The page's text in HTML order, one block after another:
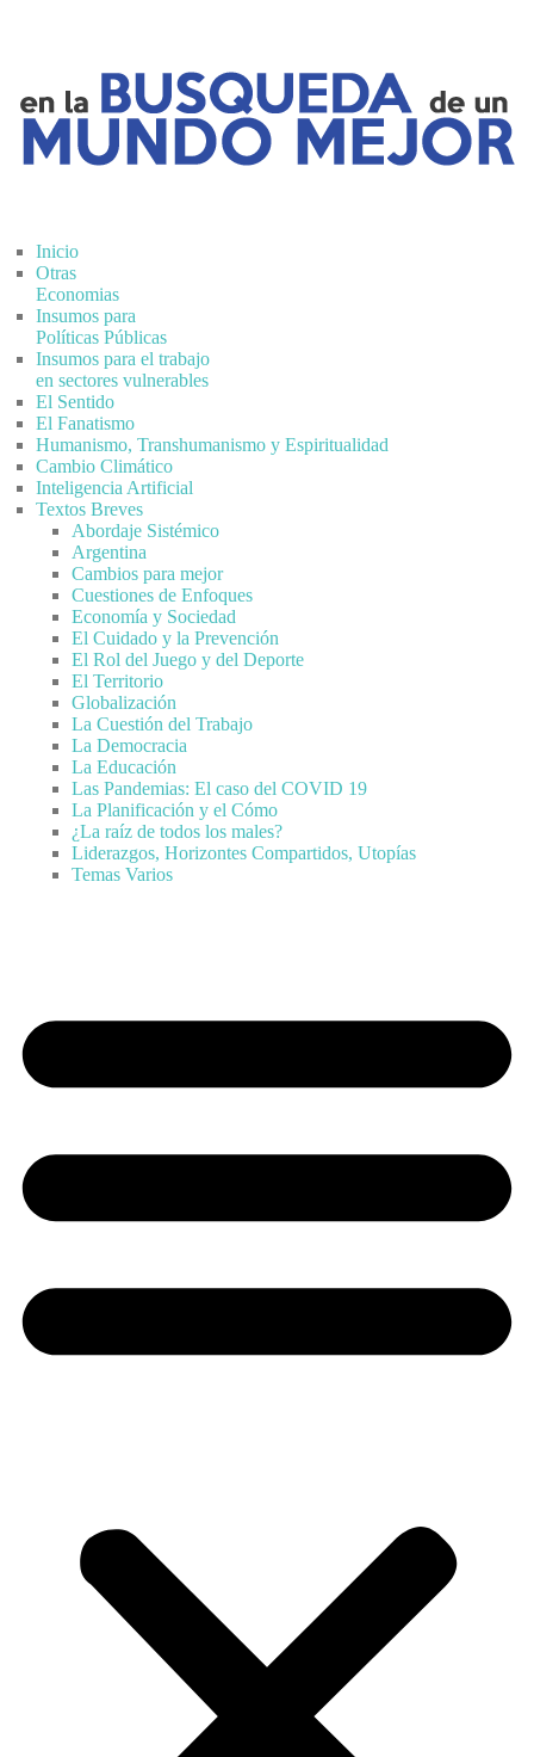
Inicio
Otras
Economias
Insumos para
Políticas Públicas
Insumos para el trabajo
en sectores vulnerables
El Sentido
El Fanatismo
Humanismo, Transhumanismo y Espiritualidad
Cambio Climático
Inteligencia Artificial
Textos Breves
Abordaje Sistémico
Argentina
Cambios para mejor
Cuestiones de Enfoques
Economía y Sociedad
El Cuidado y la Prevención
El Rol del Juego y del Deporte
El Territorio
Globalización
La Cuestión del Trabajo
La Democracia
La Educación
Las Pandemias: El caso del COVID 19
La Planificación y el Cómo
¿La raíz de todos los males?
Liderazgos, Horizontes Compartidos, Utopías
Temas Varios